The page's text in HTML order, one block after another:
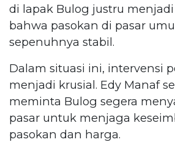
di lapak Bulog justru
bahwa pasokan di pasar
sepenuhnya stabil.
Dalam situasi ini, intervensi
menjadi krusial. Edy Manaf
meminta Bulog segera
pasar untuk menjaga
pasokan dan harga.